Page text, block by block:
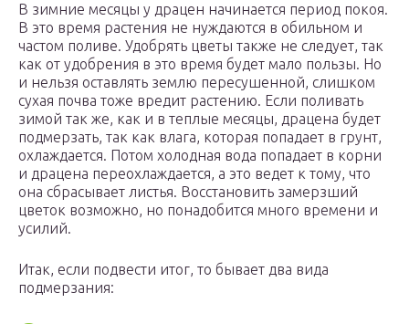
В зимние месяцы у драцен начинается период покоя.
В это время растения не нуждаются в обильном и
частом поливе. Удобрять цветы также не следует, так
как от удобрения в это время будет мало пользы. Но
и нельзя оставлять землю пересушенной, слишком
сухая почва тоже вредит растению. Если поливать
зимой так же, как и в теплые месяцы, драцена будет
подмерзать, так как влага, которая попадает в грунт,
охлаждается. Потом холодная вода попадает в корни
и драцена переохлаждается, а это ведет к тому, что
она сбрасывает листья. Восстановить замерзший
цветок возможно, но понадобится много времени и
усилий.
Итак, если подвести итог, то бывает два вида
подмерзания: